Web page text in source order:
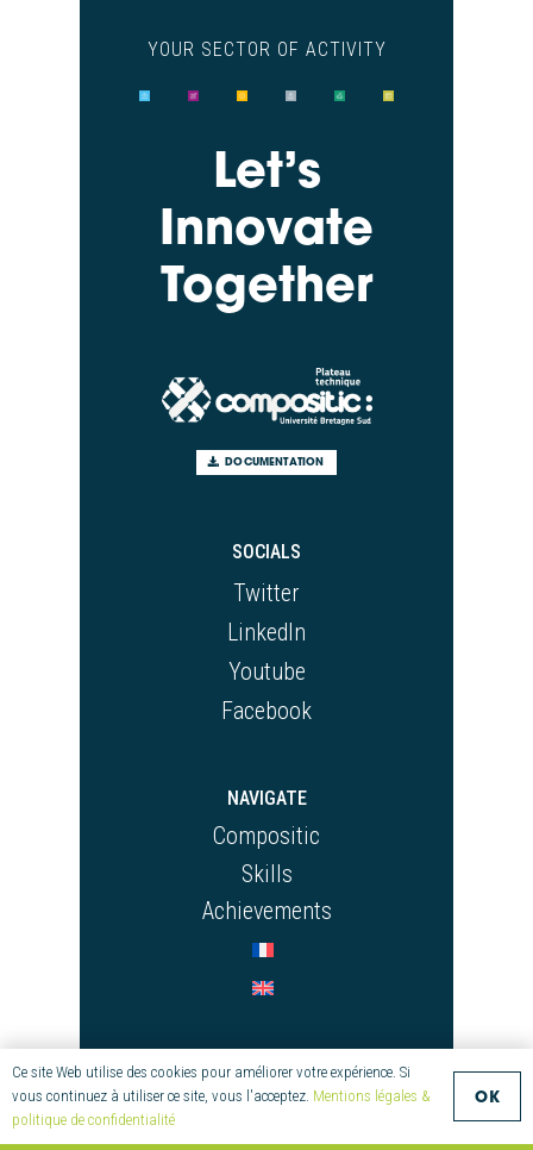
YOUR SECTOR OF ACTIVITY
Let’s
Innovate
Together
DOCUMENTATION
SOCIALS
Twitter
LinkedIn
Youtube
Facebook
NAVIGATE
Compositic
Skills
Achievements
CONTACT
+33 (0)2 97 55 08 70
Ce site Web utilise des cookies pour améliorer votre expérience. Si
vous continuez à utiliser ce site, vous l'acceptez. Mentions légales &
politique de confidentialité
OK